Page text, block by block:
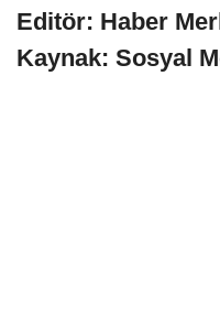
Editör: Haber
Kaynak: Sosyal